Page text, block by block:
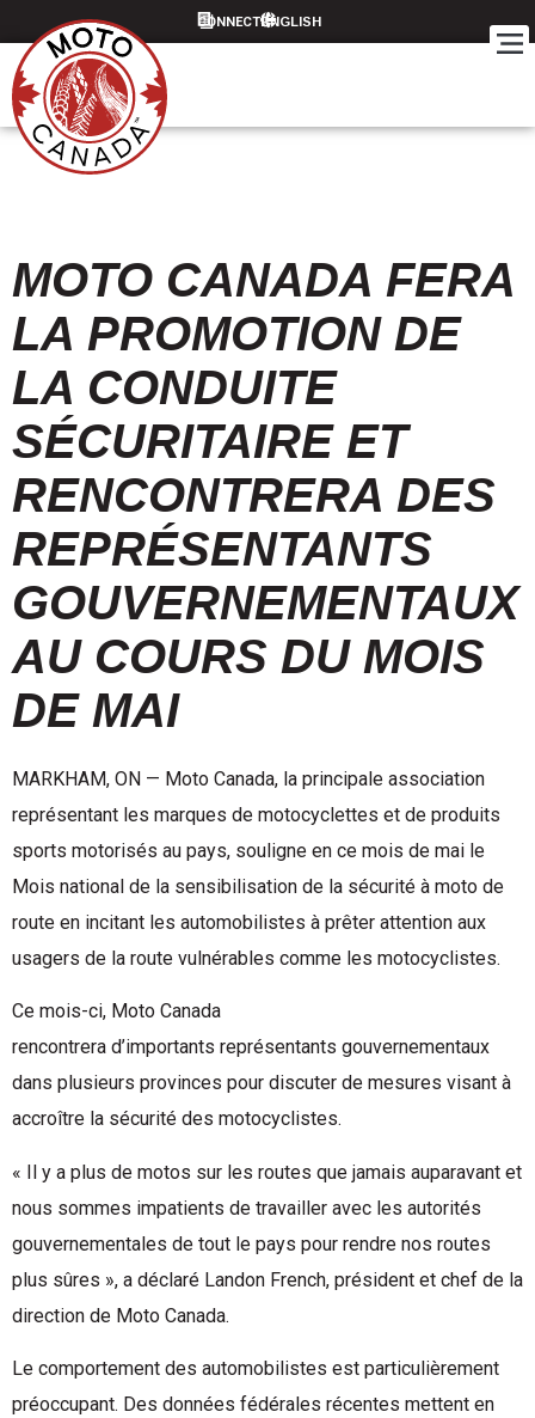
CONNECT
MOTO CANADA FERA
LA PROMOTION DE
LA CONDUITE
SÉCURITAIRE ET
RENCONTRERA DES
REPRÉSENTANTS
GOUVERNEMENTAUX
AU COURS DU MOIS
DE MAI
MARKHAM, ON — Moto Canada, la principale association
représentant les marques de motocyclettes et de produits
sports motorisés au pays, souligne en ce mois de mai le
Mois national de la sensibilisation de la sécurité à moto de
route en incitant les automobilistes à prêter attention aux
usagers de la route vulnérables comme les motocyclistes.
Ce mois-ci, Moto Canada
rencontrera d’importants représentants gouvernementaux
dans plusieurs provinces pour discuter de mesures visant à
accroître la sécurité des motocyclistes.
« Il y a plus de motos sur les routes que jamais auparavant et
nous sommes impatients de travailler avec les autorités
gouvernementales de tout le pays pour rendre nos routes
plus sûres », a déclaré Landon French, président et chef de la
direction de Moto Canada.
Le comportement des automobilistes est particulièrement
préoccupant. Des données fédérales récentes mettent en